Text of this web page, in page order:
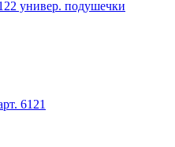
универ. подушечки
6121